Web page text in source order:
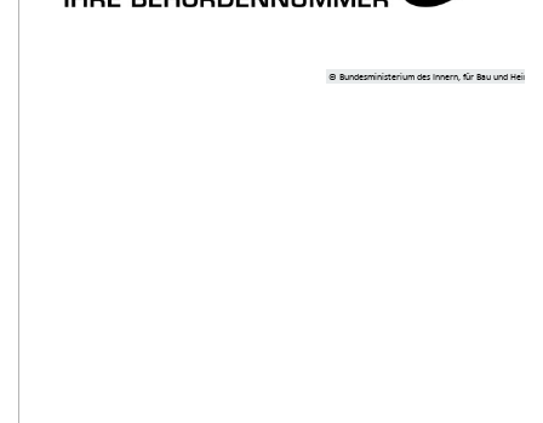
© Bundesministerium des Innern, für Bau und Heimat